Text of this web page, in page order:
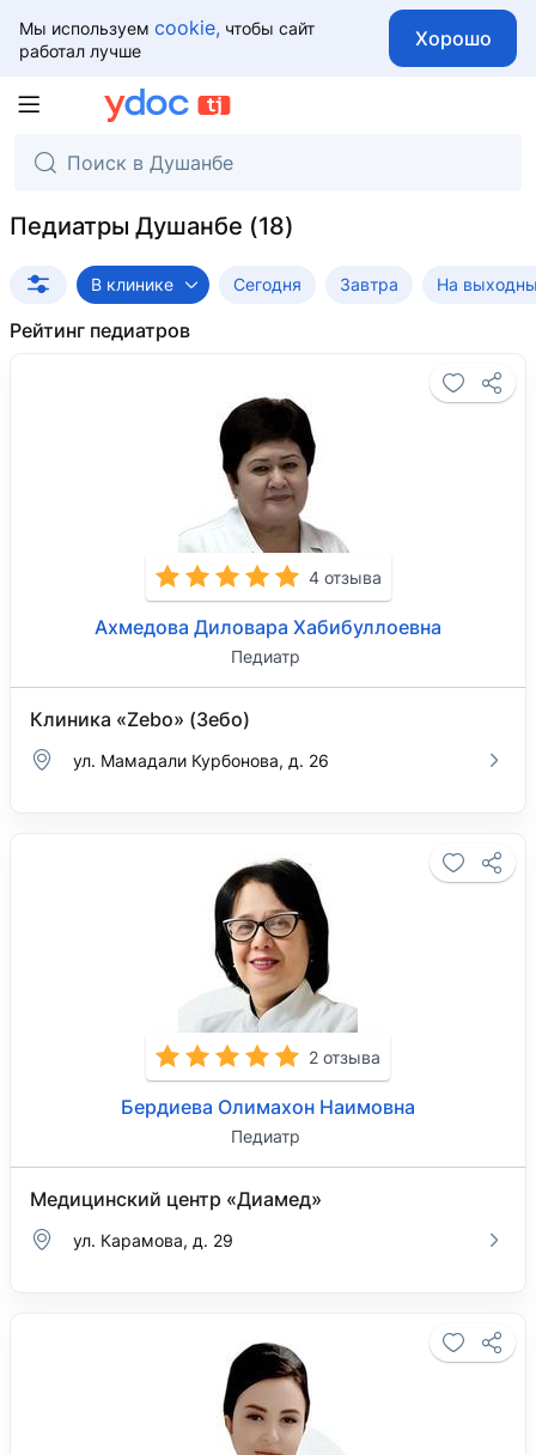
Мы используем cookie, чтобы сайт
работал лучше
Хорошо
Педиатры Душанбе
В клинике Сегодня Завтра На
Рейтинг педиатров
4 отзыва
Ахмедова Диловара Хабибуллоевна
Педиатр
Клиника «Zebo» (Зебо)
ул. Мамадали Курбонова, д. 26
2 отзыва
Бердиева Олимахон Наимовна
Педиатр
Медицинский центр «Диамед»
ул. Карамова, д. 29